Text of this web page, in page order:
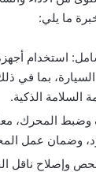
ما يلي:
استخدام
بما في
السلامة الذكية.
وضبط المحرك،
وضمان عمل
وإصلاح ناقل